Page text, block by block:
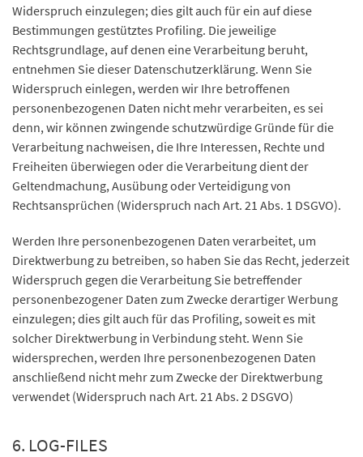
Widerspruch einzulegen; dies gilt auch für ein auf diese
Bestimmungen gestütztes Profiling. Die jeweilige
Rechtsgrundlage, auf denen eine Verarbeitung beruht,
entnehmen Sie dieser Datenschutzerklärung. Wenn Sie
Widerspruch einlegen, werden wir Ihre betroffenen
personenbezogenen Daten nicht mehr verarbeiten, es sei
denn, wir können zwingende schutzwürdige Gründe für die
Verarbeitung nachweisen, die Ihre Interessen, Rechte und
Freiheiten überwiegen oder die Verarbeitung dient der
Geltendmachung, Ausübung oder Verteidigung von
Rechtsansprüchen (Widerspruch nach Art. 21 Abs. 1 DSGVO).
Werden Ihre personenbezogenen Daten verarbeitet, um
Direktwerbung zu betreiben, so haben Sie das Recht, jederzeit
Widerspruch gegen die Verarbeitung Sie betreffender
personenbezogener Daten zum Zwecke derartiger Werbung
einzulegen; dies gilt auch für das Profiling, soweit es mit
solcher Direktwerbung in Verbindung steht. Wenn Sie
widersprechen, werden Ihre personenbezogenen Daten
anschließend nicht mehr zum Zwecke der Direktwerbung
verwendet (Widerspruch nach Art. 21 Abs. 2 DSGVO)
6. LOG-FILES